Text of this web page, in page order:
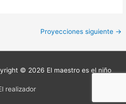
Proyecciones siguiente →
© 2026 El maestro es el niño
realizador